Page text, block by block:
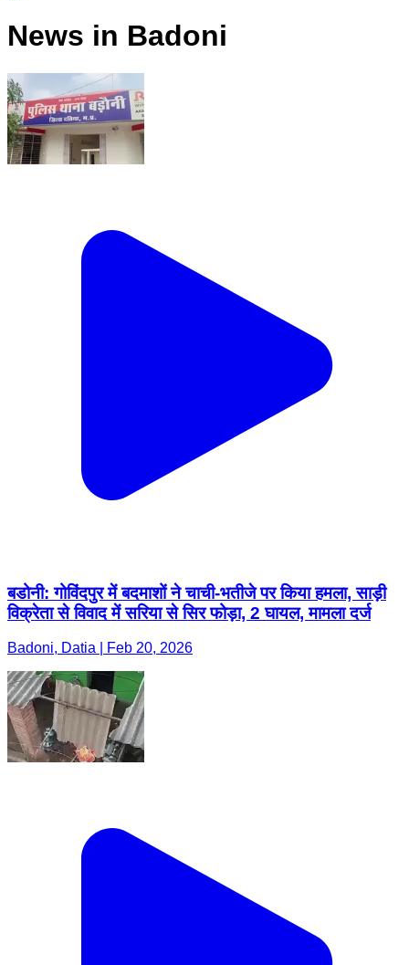
News in Badoni
बडोनी: गोविंदपुर में बदमाशों ने चाची-भतीजे पर किया हमला, साड़ी
विक्रेता से विवाद में सरिया से सिर फोड़ा, 2 घायल, मामला दर्ज
Badoni, Datia | Feb 20, 2026